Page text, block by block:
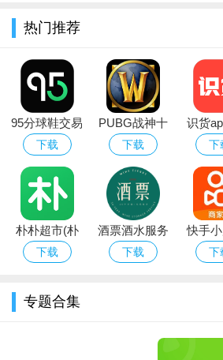
软件功能：
1、丰富素材：内置了大量的绘画素材
需求进行选择和使用；
2、多种画笔：提供多种不同的画笔
绘制出自己想要的效果；
3、智能绘画：利用人工智能技术，
线条和形状，进行智能绘制；
更多人欣赏和交流；灵绘AI是一款专业的
热门推荐
95分球鞋交易
app平台下载
下载
PUBG战神十
字架下载安卓
免费版
下载
识货
官方正
版
下
朴朴超市(朴
朴买菜)app安
下载
酒票酒水服务
app
下载
快手
官方下
下
专题合集